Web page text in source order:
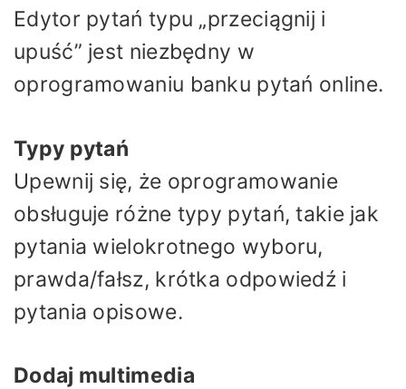
Edytor pytań typu „przeciągnij i
upuść” jest niezbędny w
oprogramowaniu banku pytań online.
Typy pytań
Upewnij się, że oprogramowanie
obsługuje różne typy pytań, takie jak
pytania wielokrotnego wyboru,
prawda/fałsz, krótka odpowiedź i
pytania opisowe.
Dodaj multimedia